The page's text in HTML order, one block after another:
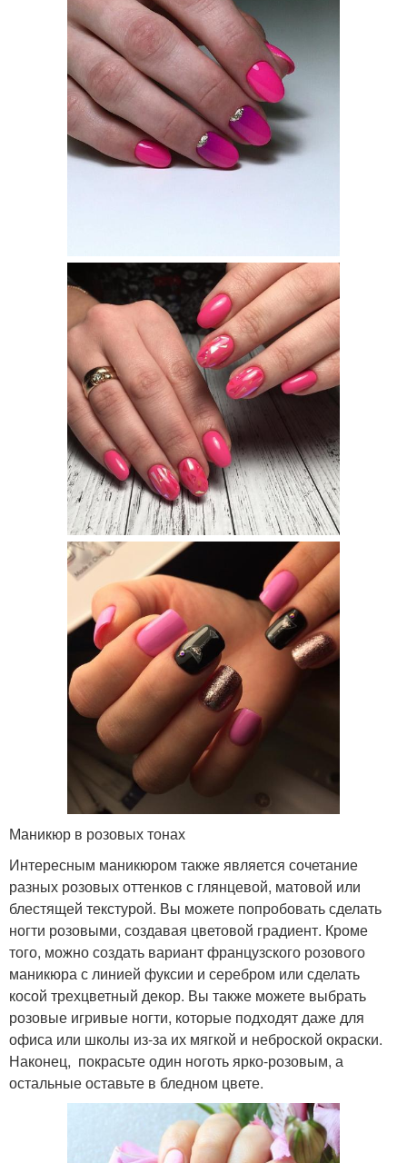
Маникюр в розовых тонах
Интересным маникюром также является сочетание
разных розовых оттенков с глянцевой, матовой или
блестящей текстурой. Вы можете попробовать сделать
ногти розовыми, создавая цветовой градиент. Кроме
того, можно создать вариант французского розового
маникюра с линией фуксии и серебром или сделать
косой трехцветный декор. Вы также можете выбрать
розовые игривые ногти, которые подходят даже для
офиса или школы из-за их мягкой и неброской окраски.
Наконец, покрасьте один ноготь ярко-розовым, а
остальные оставьте в бледном цвете.